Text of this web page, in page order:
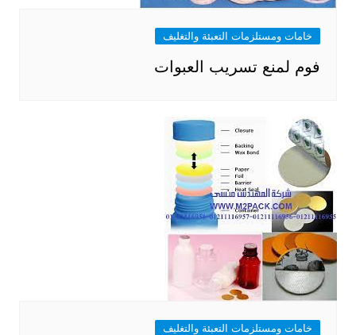
خامات ومستلزمات التعبئة والتغليف
فوم لمنع تسريب العبوات
خامات ومستلزمات التعبئة والتغليف